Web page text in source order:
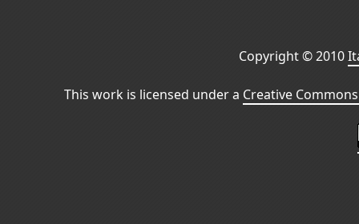
Copyright © 2010
This work is licensed under a Creative